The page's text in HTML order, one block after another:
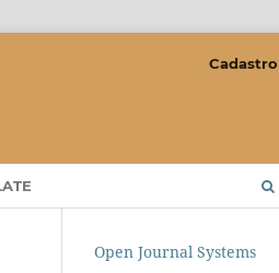
Cadastro
Open Journal Systems